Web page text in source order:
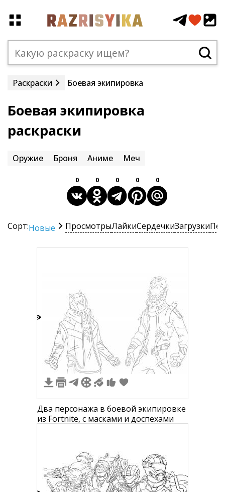
Раскраски Боевая экипировка
Боевая экипировка
раскраски
Оружие Броня Аниме Меч
0 0 0 0 0
Сорт:Новые ПросмотрыЛайкиСердечкиЗагрузки
Два персонажа в боевой экипировке
из Fortnite, с масками и доспехами